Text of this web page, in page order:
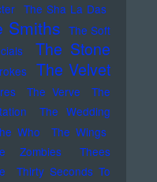
The Sha La Das
Smiths The Soft
The Stone
The Velvet
The Verve
The
The Wedding
Who
The Wings
Zombies
Thees
Thirty Seconds To